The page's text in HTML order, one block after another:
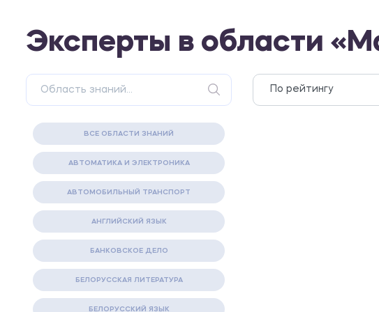
Эксперты в области
ВСЕ ОБЛАСТИ ЗНАНИЙ
АВТОМАТИКА И ЭЛЕКТРОНИКА
АВТОМОБИЛЬНЫЙ ТРАНСПОРТ
АНГЛИЙСКИЙ ЯЗЫК
БАНКОВСКОЕ ДЕЛО
БЕЛОРУССКАЯ ЛИТЕРАТУРА
БЕЛОРУССКИЙ ЯЗЫК